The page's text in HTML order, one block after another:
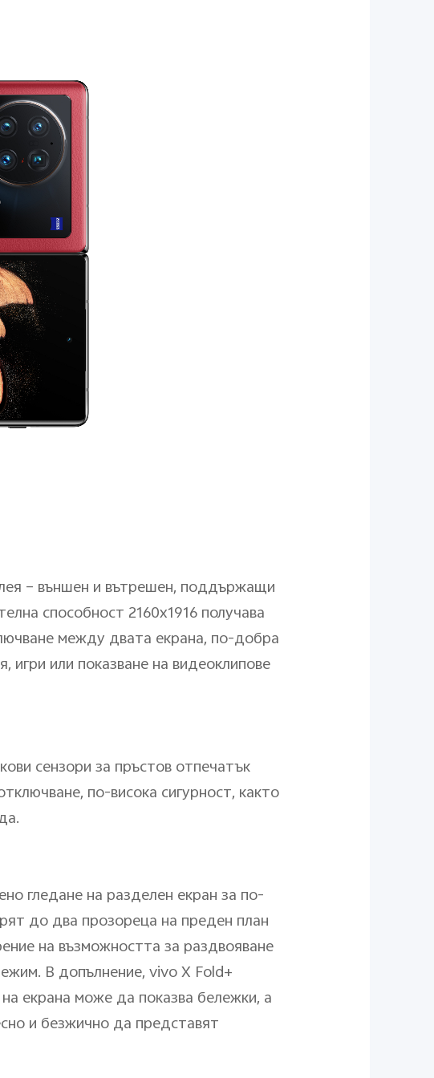
– външен и вътрешен, поддържащи
способност 2160x1916 получава
между двата екрана, по-добра
или показване на видеоклипове
сензори за пръстов отпечатък
по-висока сигурност, както
гледане на разделен екран за по-
до два прозореца на преден план
на възможността за раздвояване
В допълнение, vivo X Fold+
екрана може да показва бележки, а
и безжично да представят